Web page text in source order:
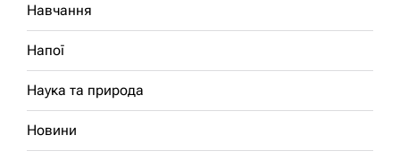
Навчання
Напої
Наука та природа
Новини